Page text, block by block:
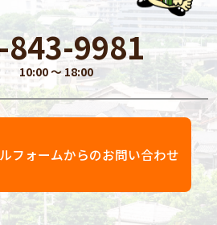
843-9981
10:00 〜 18:00
フォームからのお問い合わせ